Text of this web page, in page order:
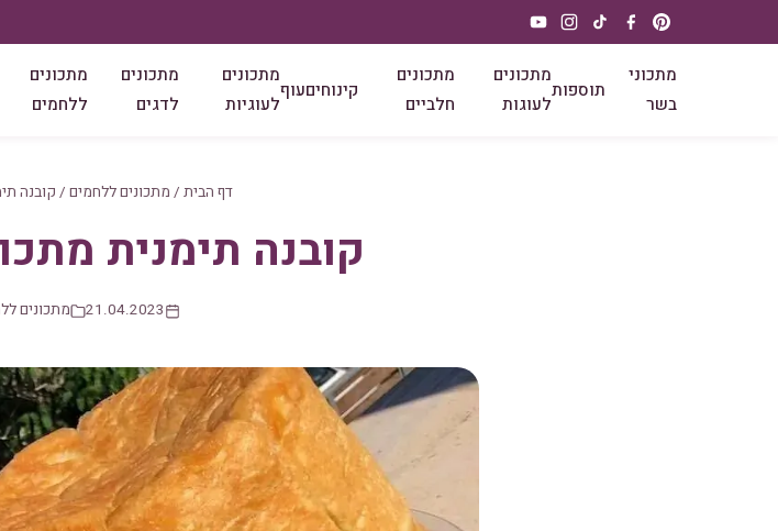
מתכוני
בשר
תוספות
מתכונים
לעוגות
מתכונים
חלביים
קינוחיםעוף
מתכונים
לעוגיות
מתכונים
לדגים
מתכונים
ללחמים
דף הבית / מתכונים ללחמים / קובנה
קובנה תימנית
21.04.2023 מתכונים